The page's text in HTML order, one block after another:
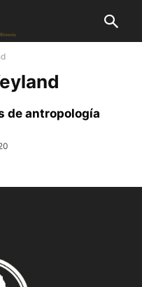
de antropología